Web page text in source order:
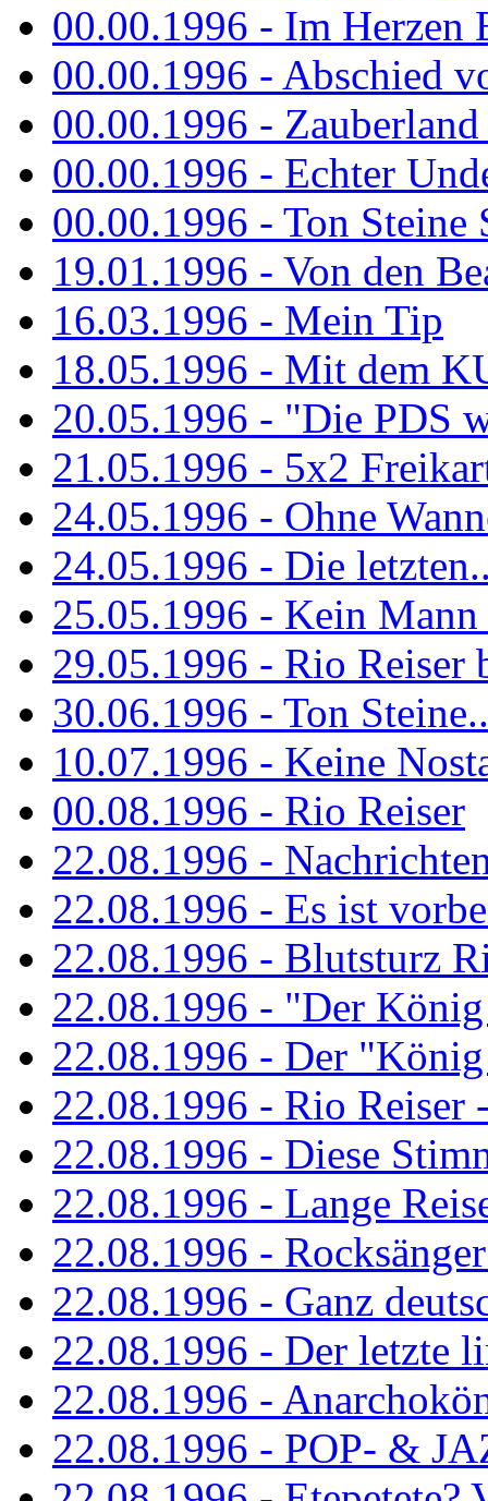
00.00.1996 - Im Herzen
00.00.1996 - Abschied
00.00.1996 -
00.00.1996 - Echter
00.00.1996 - Ton Steine
19.01.1996 - Von den
16.03.1996 - Mein Tip
18.05.1996 - Mit dem
20.05.1996 - "Die PDS
21.05.1996 - 5x2
24.05.1996 - Ohne
24.05.1996 - Die
25.05.1996 - Kein
29.05.1996 - Rio Reiser
30.06.1996 - Ton
10.07.1996 - Keine
00.08.1996 - Rio Reiser
22.08.1996 -
22.08.1996 - Es ist
22.08.1996 - Blutsturz
22.08.1996 - "Der
22.08.1996 - Der
22.08.1996 - Rio Reiser
22.08.1996 - Diese
22.08.1996 - Lange
22.08.1996 -
22.08.1996 - Ganz
22.08.1996 - Der letzte
22.08.1996 -
22.08.1996 - POP- &